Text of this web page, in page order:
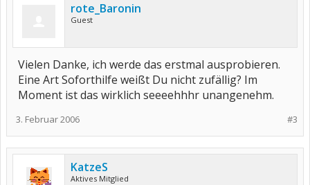
rote_Baronin
Guest
Vielen Danke, ich werde das erstmal ausprobieren.
Eine Art Soforthilfe weißt Du nicht zufällig? Im
Moment ist das wirklich seeeehhhr unangenehm.
#3
3. Februar 2006
KatzeS
Aktives Mitglied